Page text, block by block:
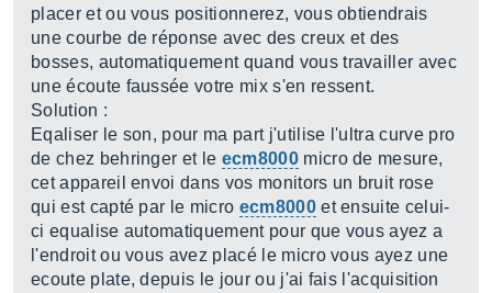
placer et ou vous positionnerez, vous obtiendrais
une courbe de réponse avec des creux et des
bosses, automatiquement quand vous travailler avec
une écoute faussée votre mix s'en ressent.
Solution :
Eqaliser le son, pour ma part j'utilise l'ultra curve pro
de chez behringer et le ecm8000micro de mesure,
cet appareil envoi dans vos monitors un bruit rose
qui est capté par le micro ecm8000et ensuite celui-
ci equalise automatiquement pour que vous ayez a
l'endroit ou vous avez placé le micro vous ayez une
ecoute plate, depuis le jour ou j'ai fais l'acquisition